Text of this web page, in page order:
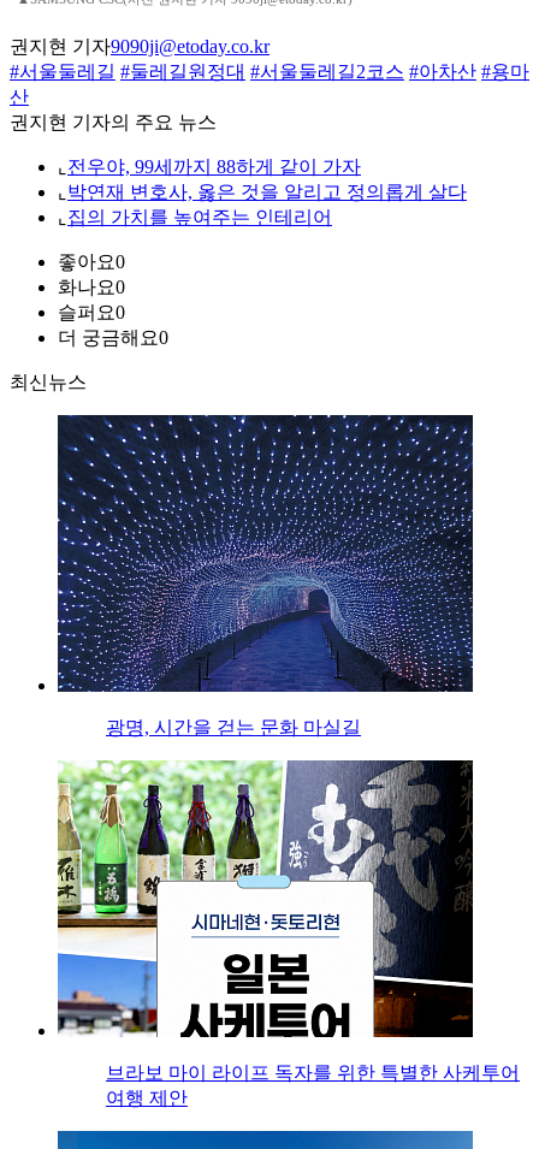
권지현 기자9090ji@etoday.co.kr
#서울둘레길 #둘레길원정대 #서울둘레길2코스 #아차산 #용마
산
권지현 기자의 주요 뉴스
⌞ 전우야, 99세까지 88하게 같이 가자
⌞ 박연재 변호사, 옳은 것을 알리고 정의롭게 살다
⌞ 집의 가치를 높여주는 인테리어
좋아요0
화나요0
슬퍼요0
더 궁금해요0
최신뉴스
광명, 시간을 걷는 문화 마실길
브라보 마이 라이프 독자를 위한 특별한 사케투어
여행 제안